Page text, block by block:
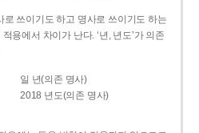
로 쓰이기도 하고 명사로 쓰이기도 하는
용에서 차이가 난다. ‘년, 년도’가 의존
일 년(의존 명사)
2018 년도(의존 명사)